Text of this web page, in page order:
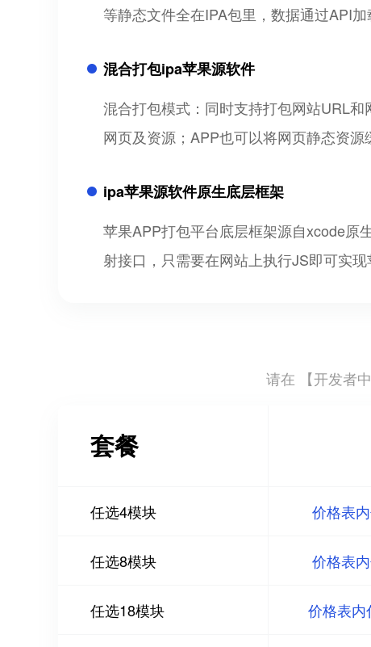
等静态文件全在IPA包里，数据通过API
混合打包ipa苹果源软件
混合打包模式：同时支持打包网站URL
网页及资源；APP也可以将网页静态资
ipa苹果源软件原生底层框架
苹果APP打包平台底层框架源自xcode原
射接口，只需要在网站上执行JS即可实
请在 【开发者
套餐
任选4模块 价格表
任选8模块 价格表
任选18模块 价格表内